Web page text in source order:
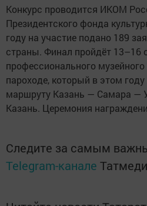
Конкурс проводится ИКОМ
Президентского фонда
году на участие подано 189
страны. Финал пройдёт 13–16
профессионального
пароходе, который в этом
маршруту Казань — Самара —
Казань. Церемония
Следите за самым
Telegram-канале